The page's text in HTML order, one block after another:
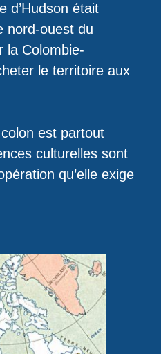
d’Hudson était
nord-ouest du
la Colombie-
le territoire aux
est partout
culturelles sont
qu’elle exige